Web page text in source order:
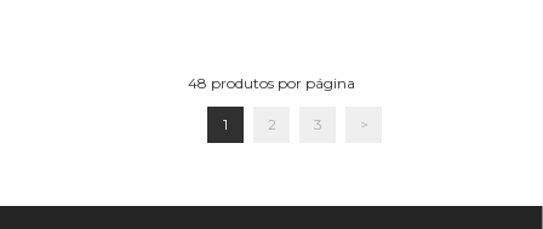
48 produtos por página
1 2 3 >